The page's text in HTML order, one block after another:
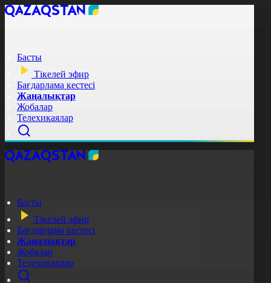
Басты
Тікелей эфир
Бағдарлама кестесі
Жаңалықтар
Жобалар
Телехикаялар
Басты
Тікелей эфир
Бағдарлама кестесі
Жаңалықтар
Жобалар
Телехикаялар